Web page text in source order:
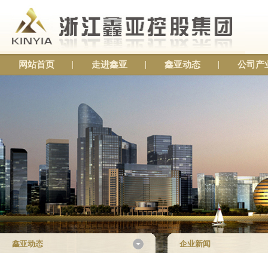
网站首页 走进鑫亚 鑫亚动态 公司产
企业新闻
鑫亚动态